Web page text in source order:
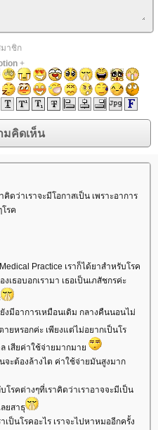
มาชิก
+
ดว่าเราจะมีโอกาสเป็น เพราะอาการ
รค
Practice เราก็ได้ยาสำหรับโรค
เธอบอกเรามา เธอเป็นเภสัชกรค่ะ
งมีอาการเหมือนเดิม กลางคืนนอนไม่
ายหรอกค่ะ เพียงแต่ไม่อยากเป็นโร
เสียค่าใช้จ่ายมากมา
จะต้องล้างไต ค่าใช้จ่ายมันสูงมาก
โรคต่างๆที่เราคิดว่าเราอาจจะมีเป็น
ยสาธุ
เป็นโรคอะไร เราจะไปหาหมออีกครั้ง